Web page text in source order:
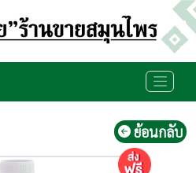
ย้อนกลับ